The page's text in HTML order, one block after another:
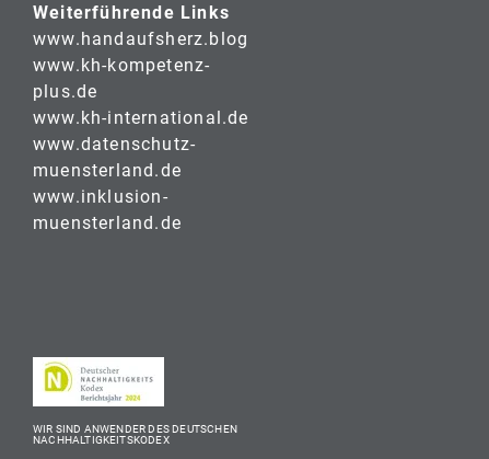
Weiterführende Links
www.handaufsherz.blog
www.kh-kompetenz-
plus.de
www.kh-international.de
www.datenschutz-
muensterland.de
www.inklusion-
muensterland.de
WIR SIND ANWENDER DES DEUTSCHEN
NACHHALTIGKEITSKODEX